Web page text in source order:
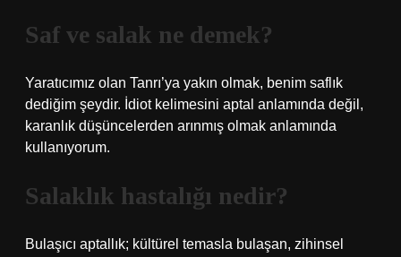
Saf ve salak ne demek?
Yaratıcımız olan Tanrı’ya yakın olmak, benim saflık
dediğim şeydir. İdiot kelimesini aptal anlamında değil,
karanlık düşüncelerden arınmış olmak anlamında
kullanıyorum.
Salaklık hastalığı nedir?
Bulaşıcı aptallık; kültürel temasla bulaşan, zihinsel